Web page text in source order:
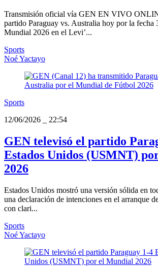
Transmisión oficial vía GEN EN VIVO
partido Paraguay vs. Australia hoy por la fecha
Mundial 2026 en el Levi’...
Sports
Noé Yactayo
Sports
12/06/2026
22:54
GEN televisó el partido
Estados Unidos (USMNT)
2026
Estados Unidos mostró una versión sólida en
una declaración de intenciones en el arranque
con clari...
Sports
Noé Yactayo